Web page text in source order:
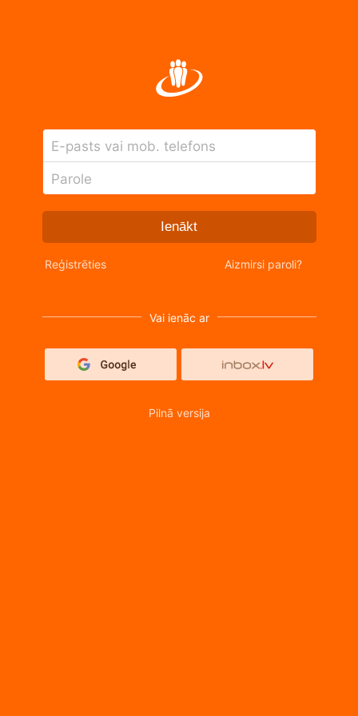
E-pasts vai mob. telefons
Parole
Ienākt
Reģistrēties Aizmirsi paroli?
Vai ienāc ar
Pilnā versija